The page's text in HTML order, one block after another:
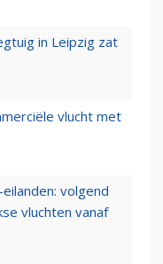
in Leipzig zat
vlucht met
volgend
vluchten vanaf